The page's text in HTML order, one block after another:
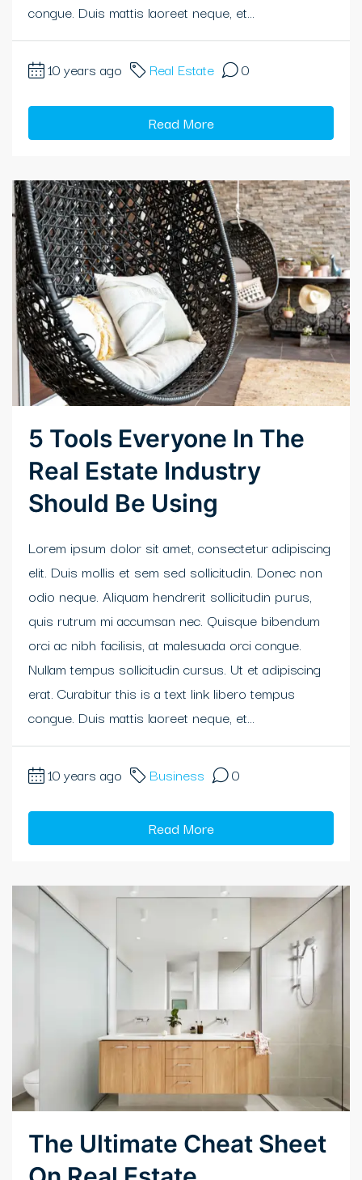
congue. Duis mattis laoreet neque, et...
10 years ago Real Estate 0
Read More
5 Tools Everyone In The
Real Estate Industry
Should Be Using
Lorem ipsum dolor sit amet, consectetur adipiscing
elit. Duis mollis et sem sed sollicitudin. Donec non
odio neque. Aliquam hendrerit sollicitudin purus,
quis rutrum mi accumsan nec. Quisque bibendum
orci ac nibh facilisis, at malesuada orci congue.
Nullam tempus sollicitudin cursus. Ut et adipiscing
erat. Curabitur this is a text link libero tempus
congue. Duis mattis laoreet neque, et...
10 years ago Business 0
Read More
The Ultimate Cheat Sheet